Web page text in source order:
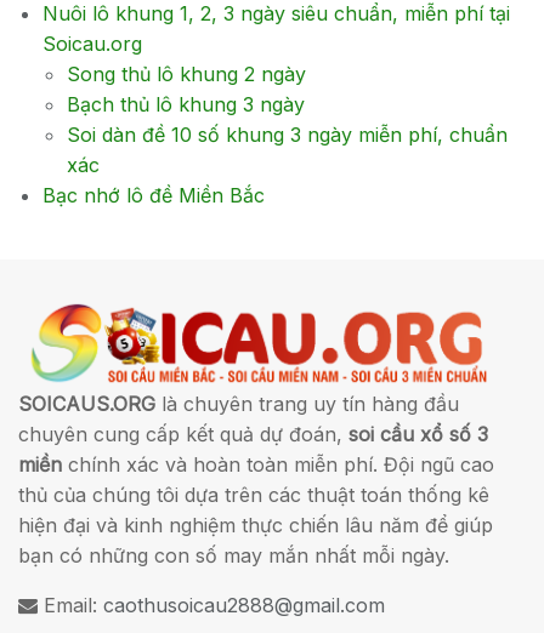
Nuôi lô khung 1, 2, 3 ngày siêu chuẩn, miễn phí tại
Soicau.org
Song thủ lô khung 2 ngày
Bạch thủ lô khung 3 ngày
Soi dàn đề 10 số khung 3 ngày miễn phí, chuẩn
xác
Bạc nhớ lô đề Miền Bắc
SOICAUS.ORG là chuyên trang uy tín hàng đầu
chuyên cung cấp kết quả dự đoán, soi cầu xổ số 3
miền chính xác và hoàn toàn miễn phí. Đội ngũ cao
thủ của chúng tôi dựa trên các thuật toán thống kê
hiện đại và kinh nghiệm thực chiến lâu năm để giúp
bạn có những con số may mắn nhất mỗi ngày.
Email: caothusoicau2888@gmail.com